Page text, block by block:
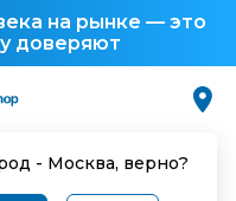
на рынке — это
доверяют
- Москва, верно?